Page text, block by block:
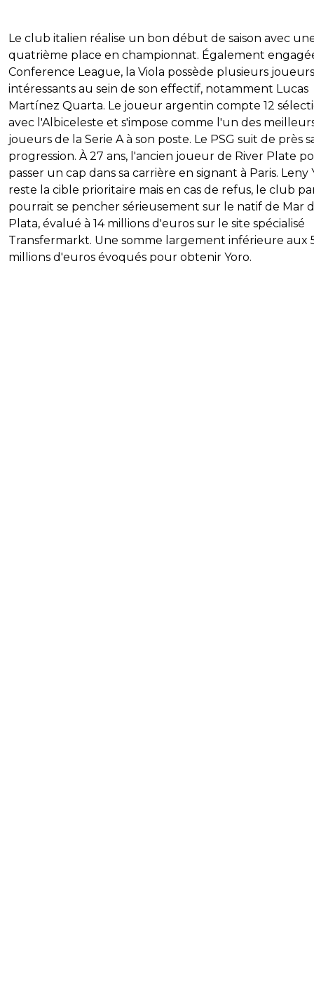
Le club italien réalise un bon début de saison avec
quatrième place en championnat. Également
Conference League, la Viola possède plusieurs
intéressants au sein de son effectif, notamment Lucas
Martínez Quarta. Le joueur argentin compte 12
avec l'Albiceleste et s'impose comme l'un des
joueurs de la Serie A à son poste. Le PSG suit de près
progression. À 27 ans, l'ancien joueur de River Plate
passer un cap dans sa carrière en signant à Paris. Leny
reste la cible prioritaire mais en cas de refus, le club
pourrait se pencher sérieusement sur le natif de Mar
Plata, évalué à 14 millions d'euros sur le site spécialisé
Transfermarkt. Une somme largement inférieure aux
millions d'euros évoqués pour obtenir Yoro.